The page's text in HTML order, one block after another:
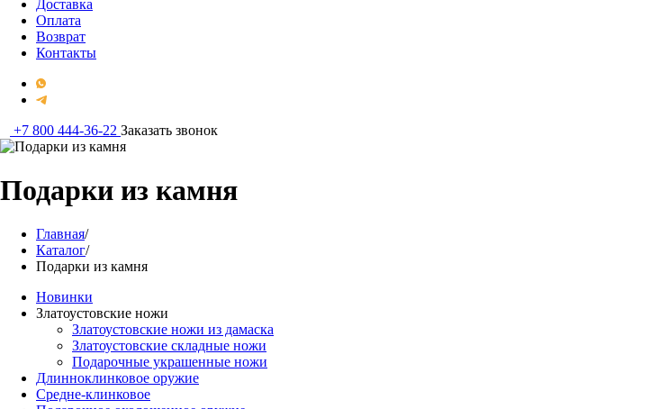
Доставка
Оплата
Возврат
Контакты
+7 800 444-36-22 Заказать звонок
Подарки из камня
Главная/
Каталог/
Подарки из камня
Новинки
Златоустовские ножи
Златоустовские ножи из дамаска
Златоустовские складные ножи
Подарочные украшенные ножи
Длинноклинковое оружие
Средне-клинковое